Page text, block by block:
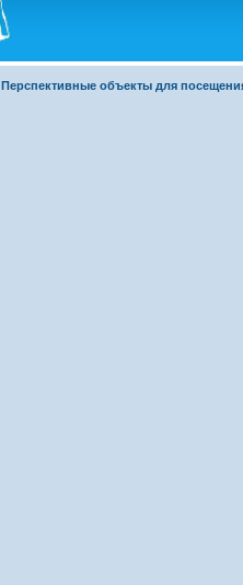
Перспективные объекты для